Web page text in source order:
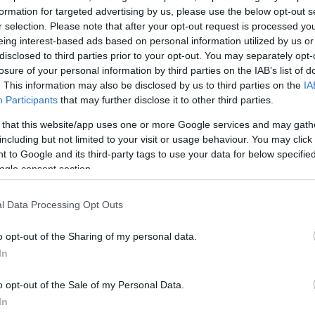
for targeted advertising by us, please use the below opt-out
selection. Please note that after your opt-out request is processed
interest-based ads based on personal information utilized by us
to third parties prior to your opt-out. You may separately
of your personal information by third parties on the IAB’s list of
This information may also be disclosed by us to third parties on the
Participants that may further disclose it to other third parties.
that this website/app uses one or more Google services and may
but not limited to your visit or usage behaviour. You may
to Google and its third-party tags to use your data for below
consent section.
Data Processing Opt Outs
opt-out of the Sharing of my personal data.
opt-out of the Sale of my Personal Data.
τον δράστη και πρόκειται για τον Άντερσον Λι
και διακομίστηκε στο νοσοκομείο, με τα
ακόμα γνωστά.
ΔΙΑΦΗΜΙΣΗ